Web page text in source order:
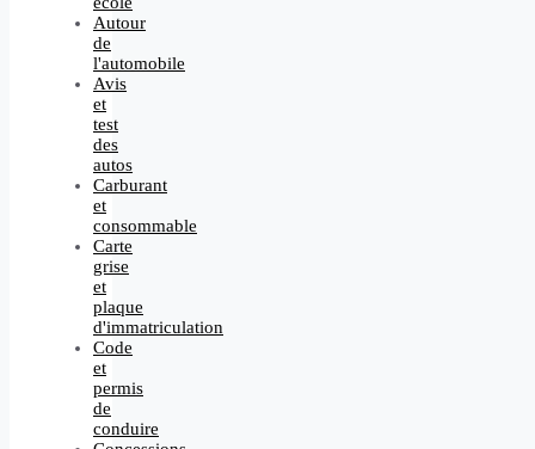
Autour
de
l'automobile
Avis
et
test
des
autos
Carburant
et
consommable
Carte
grise
et
plaque
d'immatriculation
Code
et
permis
de
conduire